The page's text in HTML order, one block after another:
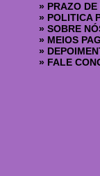
» PRAZO
» POLITICA
» SOBRE
» MEIOS
»
» FALE